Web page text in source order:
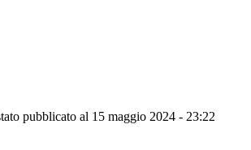
pubblicato al 15 maggio 2024 - 23:22